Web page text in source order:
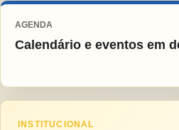
AGENDA
Calendário e eventos em
INSTITUCIONAL